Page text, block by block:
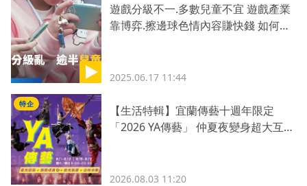
遊戲分級不一.多數兒童不宜 遊戲產業
靠博弈.擦邊球色情內容賺快錢 如何遴
2025.06.17 11:44
特企
【生活特輯】宜蘭傳藝十週年限定
「2026 YA傳藝」 仲夏夜變身超大互動
2026.08.03 11:20